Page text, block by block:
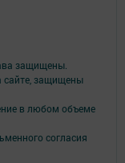
защищены.
защищены
в любом объеме
согласия